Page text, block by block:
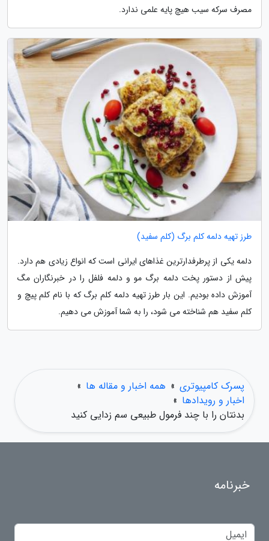
مصرف سرکه سیب هیچ پایه علمی ندارد.
طرز تهیه دلمه کلم برگ (کلم سفید)
دلمه یکی از پرطرفدارترین غذاهای ایرانی است که انواع زیادی هم دارد.
پیش از دستور پخت دلمه برگ مو و دلمه فلفل را در خبرنگاران مگ
آموزش داده بودیم. این بار طرز تهیه دلمه کلم برگ که با نام کلم پیچ و
کلم سفید هم شناخته می شود، را به شما آموزش می دهیم.
پسرک کامپیوتری » همه اخبار و مقاله ها »
اخبار و رویدادها »
بدنتان را با چند فرمول طبیعی سم زدایی کنید
خبرنامه